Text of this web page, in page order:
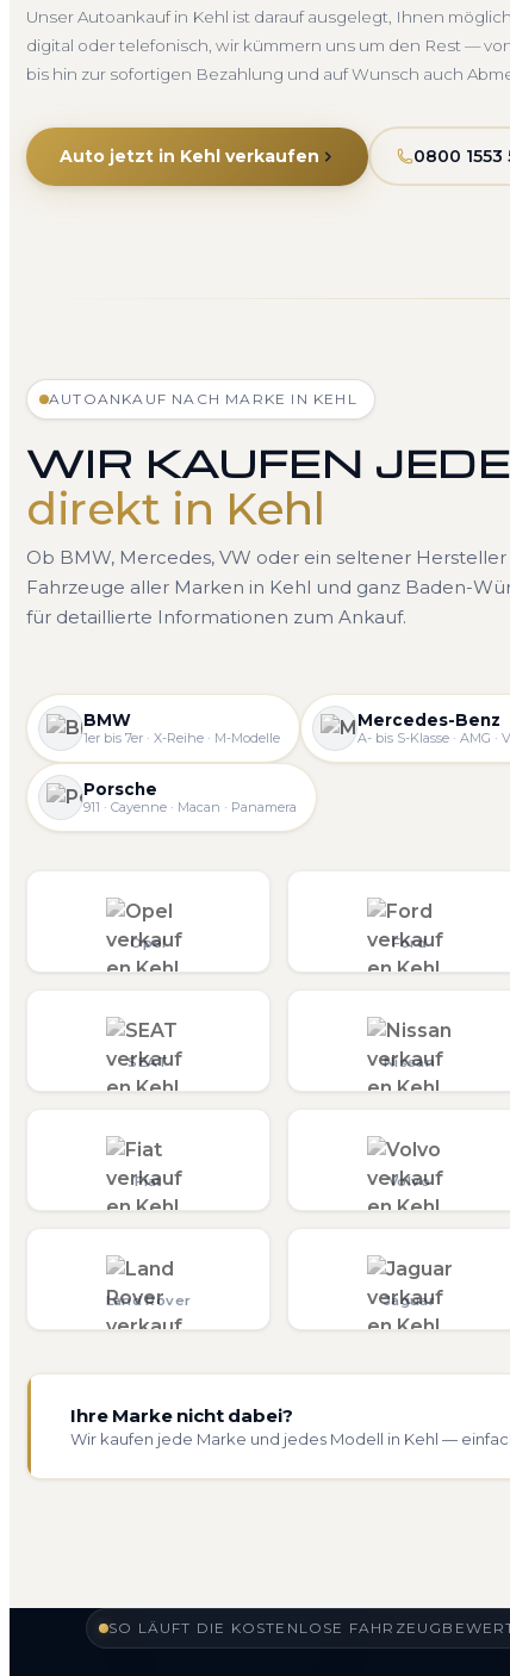
Unser Autoankauf in Kehl ist darauf ausgelegt, Ihnen
digital oder telefonisch, wir kümmern uns um den Rest —
bis hin zur sofortigen Bezahlung und auf Wunsch auch
Auto jetzt in Kehl verkaufen 0800 1553
AUTOANKAUF NACH MARKE IN KEHL
WIR KAUFEN
direkt in Kehl
Ob BMW, Mercedes, VW oder ein seltener
Fahrzeuge aller Marken in Kehl und ganz Baden-
für detaillierte Informationen zum Ankauf.
BMW
1er bis 7er · X-Reihe · M-Modelle
Mercedes-Benz
A- bis S-Klasse · AMG ·
Porsche
911 · Cayenne · Macan · Panamera
Opel Ford
SEAT Nissan
Fiat Volvo
Land Rover Jaguar
Ihre Marke nicht dabei?
Wir kaufen jede Marke und jedes Modell in Kehl —
SO LÄUFT DIE KOSTENLOSE